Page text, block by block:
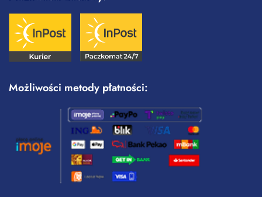
Możliwości metody płatności: